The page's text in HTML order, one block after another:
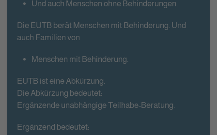
Und auch Menschen ohne Behinderungen.
Die EUTB berät Menschen mit Behinderung. Und
auch Familien von
Menschen mit Behinderung.
EUTB ist eine Abkürzung.
Die Abkürzung bedeutet:
Ergänzende unabhängige Teilhabe-Beratung.
Ergänzend bedeutet: